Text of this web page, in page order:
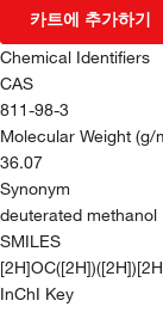
카트에 추가하기
Chemical Identifiers
CAS
811-98-3
Molecular Weight (g/
36.07
Synonym
deuterated methanol
SMILES
InChI Key